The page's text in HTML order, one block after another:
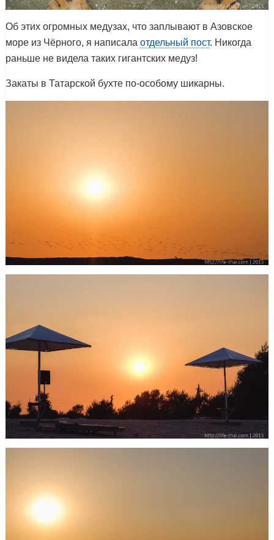
Об этих огромных медузах, что заплывают в Азовское
море из Чёрного, я написала отдельный пост. Никогда
раньше не видела таких гигантских медуз!
Закаты в Татарской бухте по-особому шикарны.